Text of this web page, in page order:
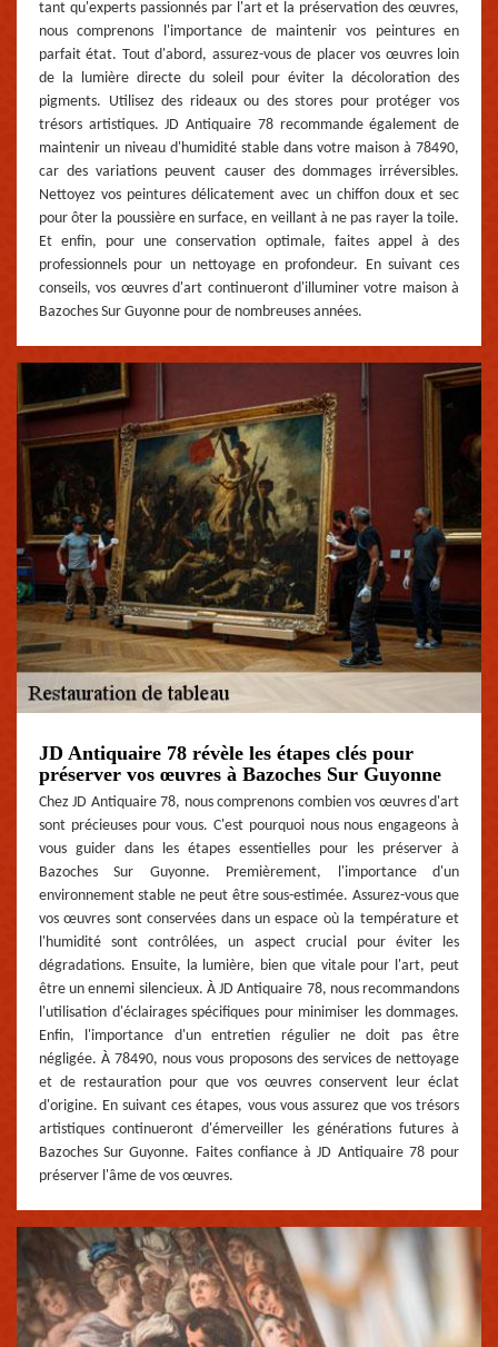
tant qu'experts passionnés par l'art et la préservation des œuvres,
nous comprenons l'importance de maintenir vos peintures en
parfait état. Tout d'abord, assurez-vous de placer vos œuvres loin
de la lumière directe du soleil pour éviter la décoloration des
pigments. Utilisez des rideaux ou des stores pour protéger vos
trésors artistiques. JD Antiquaire 78 recommande également de
maintenir un niveau d'humidité stable dans votre maison à 78490,
car des variations peuvent causer des dommages irréversibles.
Nettoyez vos peintures délicatement avec un chiffon doux et sec
pour ôter la poussière en surface, en veillant à ne pas rayer la toile.
Et enfin, pour une conservation optimale, faites appel à des
professionnels pour un nettoyage en profondeur. En suivant ces
conseils, vos œuvres d'art continueront d'illuminer votre maison à
Bazoches Sur Guyonne pour de nombreuses années.
JD Antiquaire 78 révèle les étapes clés pour
préserver vos œuvres à Bazoches Sur Guyonne
Chez JD Antiquaire 78, nous comprenons combien vos œuvres d'art
sont précieuses pour vous. C'est pourquoi nous nous engageons à
vous guider dans les étapes essentielles pour les préserver à
Bazoches Sur Guyonne. Premièrement, l'importance d'un
environnement stable ne peut être sous-estimée. Assurez-vous que
vos œuvres sont conservées dans un espace où la température et
l'humidité sont contrôlées, un aspect crucial pour éviter les
dégradations. Ensuite, la lumière, bien que vitale pour l'art, peut
être un ennemi silencieux. À JD Antiquaire 78, nous recommandons
l'utilisation d'éclairages spécifiques pour minimiser les dommages.
Enfin, l'importance d'un entretien régulier ne doit pas être
négligée. À 78490, nous vous proposons des services de nettoyage
et de restauration pour que vos œuvres conservent leur éclat
d'origine. En suivant ces étapes, vous vous assurez que vos trésors
artistiques continueront d'émerveiller les générations futures à
Bazoches Sur Guyonne. Faites confiance à JD Antiquaire 78 pour
préserver l'âme de vos œuvres.